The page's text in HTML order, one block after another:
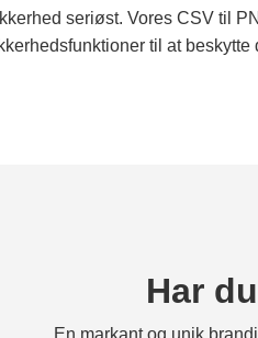
seriøst. Vores CSV til
til at beskytte
Har
En markant og unik